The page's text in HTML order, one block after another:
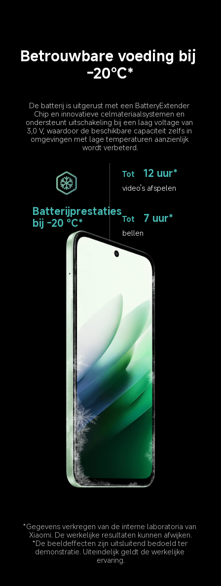
Betrouwbare voeding bij
-20℃*
De batterij is uitgerust met een BatteryExtender
Chip en innovatieve celmateriaalsystemen en
ondersteunt uitschakeling bij een laag voltage van
3,0 V, waardoor de beschikbare capaciteit zelfs in
omgevingen met lage temperaturen aanzienlijk
wordt verbeterd.
Batterijprestaties
bij -20 °C*
Tot 12 uur*
video's afspelen
Tot 7 uur*
bellen
*Gegevens verkregen van de interne laboratoria van
Xiaomi. De werkelijke resultaten kunnen afwijken.
*De beeldeffecten zijn uitsluitend bedoeld ter
demonstratie. Uiteindelijk geldt de werkelijke
ervaring.